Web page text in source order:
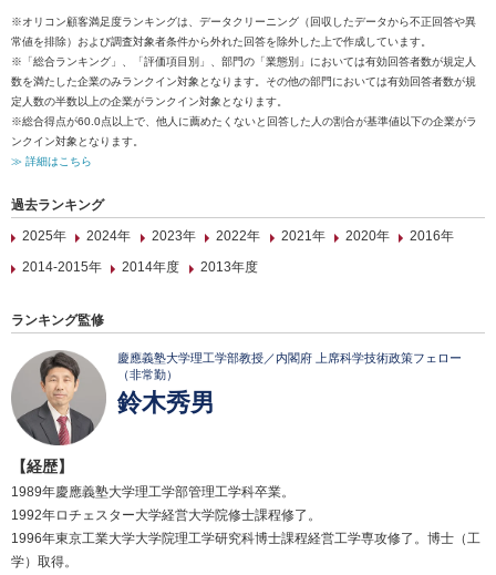
※オリコン顧客満足度ランキングは、データクリーニング（回収したデータから不正回答や異
常値を排除）および調査対象者条件から外れた回答を除外した上で作成しています。
※「総合ランキング」、「評価項目別」、部門の「業態別」においては有効回答者数が規定人
数を満たした企業のみランクイン対象となります。その他の部門においては有効回答者数が規
定人数の半数以上の企業がランクイン対象となります。
※総合得点が60.0点以上で、他人に薦めたくないと回答した人の割合が基準値以下の企業がラ
ンクイン対象となります。
≫ 詳細はこちら
過去ランキング
2025年
2024年 2023年 2022年 2021年 2020年
2016年
2014-2015年
2014年度 2013年度
ランキング監修
慶應義塾大学理工学部教授／内閣府 上席科学技術政策フェロー
（非常勤）
鈴木秀男
【経歴】
1989年慶應義塾大学理工学部管理工学科卒業。
1992年ロチェスター大学経営大学院修士課程修了。
1996年東京工業大学大学院理工学研究科博士課程経営工学専攻修了。博士（工
学）取得。